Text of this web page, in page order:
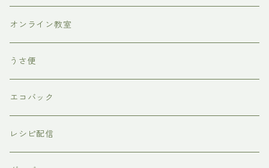
オンライン教室
うさ便
エコバック
レシピ配信